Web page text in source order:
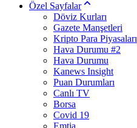
Özel Sayfalar
Döviz Kurları
Gazete Manşetleri
Kripto Para Piyasaları
Hava Durumu #2
Hava Durumu
Kanews Insight
Puan Durumları
Canlı TV
Borsa
Covid 19
Emtia